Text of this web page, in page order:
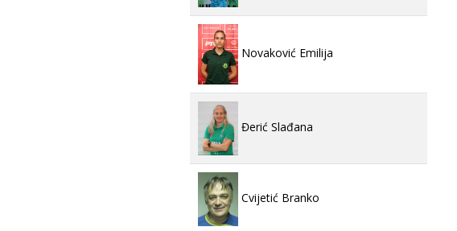
Novaković Emilija
Đerić Slađana
Cvijetić Branko